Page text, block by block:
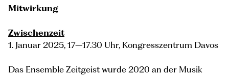
Mitwirkung
Zwischenzeit
1. Januar 2025, 17–17.30 Uhr, Kongresszentrum Davos
Das Ensemble Zeitgeist wurde 2020 an der Musik